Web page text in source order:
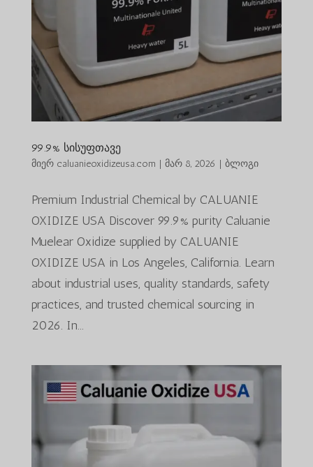
99.9% სისუფთავე
მიერ caluanieoxidizeusa.com | მარ 8, 2026 | ბლოგი
Premium Industrial Chemical by CALUANIE
OXIDIZE USA Discover 99.9% purity Caluanie
Muelear Oxidize supplied by CALUANIE
OXIDIZE USA in Los Angeles, California. Learn
about industrial uses, quality standards, safety
practices, and trusted chemical sourcing in
2026. In...